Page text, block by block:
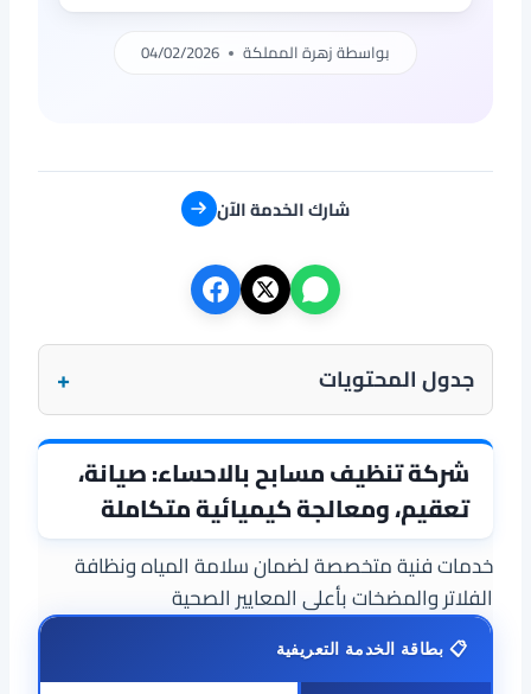
بواسطةزهرة المملكة 04/02/2026
شارك الخدمة الآن
جدول المحتويات +
شركة تنظيف مسابح بالاحساء: صيانة،
تعقيم، ومعالجة كيميائية متكاملة
خدمات فنية متخصصة لضمان سلامة المياه ونظافة
الفلاتر والمضخات بأعلى المعايير الصحية
📋 بطاقة الخدمة التعريفية